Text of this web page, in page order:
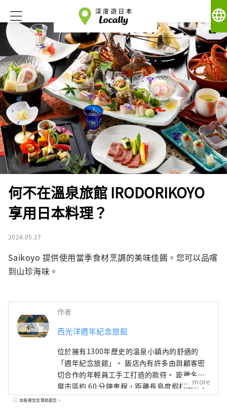
language
何不在溫泉旅館 IRODORIKOYO
享用日本料理？
2024.05.17
Saikoyo 提供使用當季食材烹調的美味佳餚。您可以品嚐
到山珍海味。
作者
西光洋週年紀念旅館
位於擁有1300年歷史的溫泉小鎮內的舒適的
「週年紀念旅館」。 飯店內有許多由與顧客密
切合作的年輕員工手工打造的款待。 距離名古
屋市區約 60 分鐘車程，距離長島度假村柳花之
里和鈴鹿賽道約 30 分鐘車程，交通便利。 使用
more
本服務包含贊助廣告。